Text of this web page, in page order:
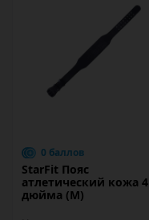
0 баллов
StarFit Пояс
атлетический кожа 4
дюйма (M)